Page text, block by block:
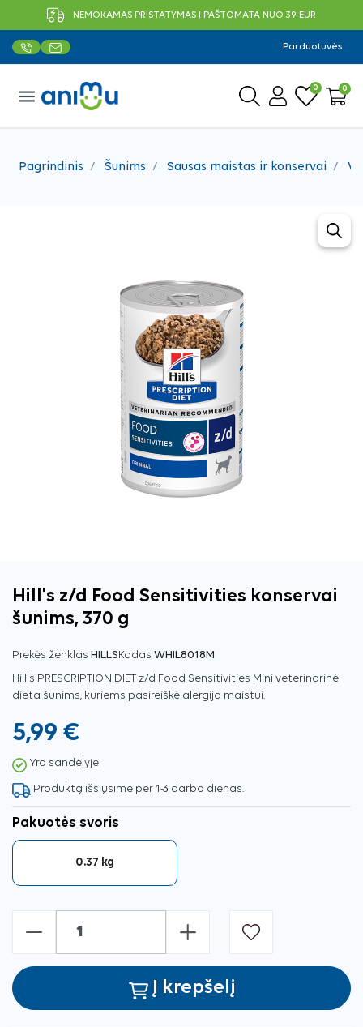
NEMOKAMAS PRISTATYMAS Į PAŠTOMATĄ NUO 39 EUR
Parduotuvės
menu 0 0
Pagrindinis Šunims Sausas maistas ir konservai
Hill's z/d Food Sensitivities konservai
šunims, 370 g
Prekės ženklas HILLSKodas WHIL8018M
Hill's PRESCRIPTION DIET z/d Food Sensitivities Mini veterinarinė
dieta šunims, kuriems pasireiškė alergija maistui.
5,99 €
Yra sandėlyje
Produktą išsiųsime per 1-3 darbo dienas.
Pakuotės svoris
0.37 kg
- +
Į krepšelį